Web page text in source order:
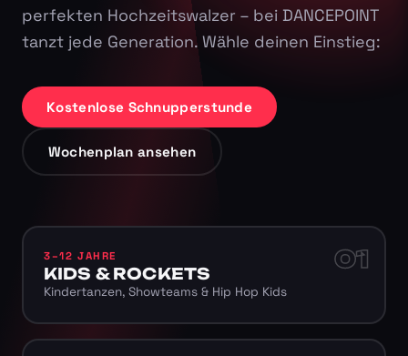
perfekten Hochzeitswalzer – bei DANCEPOINT
tanzt jede Generation. Wähle deinen Einstieg:
Kostenlose Schnupperstunde
Wochenplan ansehen
01
3–12 JAHRE
KIDS & ROCKETS
Kindertanzen, Showteams & Hip Hop Kids